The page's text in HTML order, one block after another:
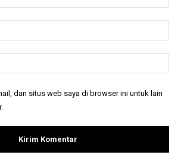
dan situs web saya di browser ini untuk lain